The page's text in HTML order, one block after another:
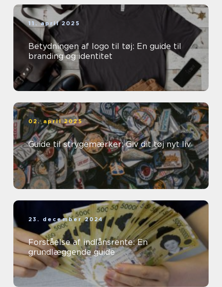
11. april 2025
Betydningen af logo til tøj: En guide til
branding og identitet
02. april 2025
Guide til strygemærker: Giv dit tøj nyt liv
23. december 2024
Forståelse af indlånsrente: En
grundlæggende guide